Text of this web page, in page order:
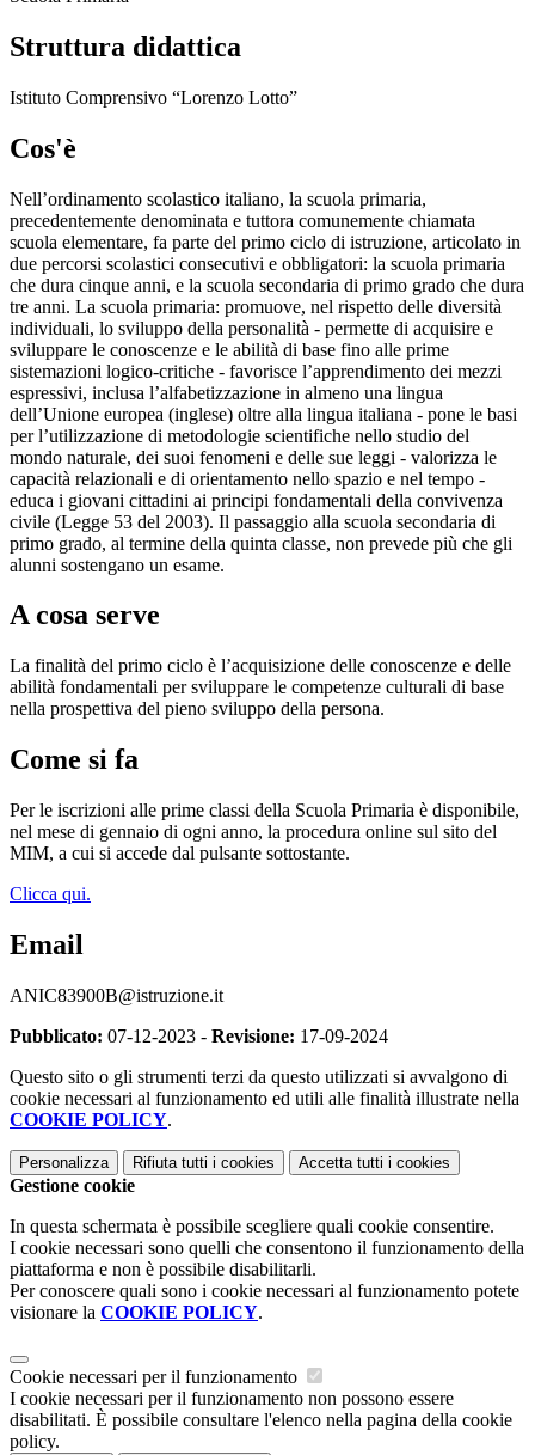
Struttura didattica
Istituto Comprensivo “Lorenzo Lotto”
Cos'è
Nell’ordinamento scolastico italiano, la scuola primaria,
precedentemente denominata e tuttora comunemente chiamata
scuola elementare, fa parte del primo ciclo di istruzione, articolato in
due percorsi scolastici consecutivi e obbligatori: la scuola primaria
che dura cinque anni, e la scuola secondaria di primo grado che dura
tre anni. La scuola primaria: promuove, nel rispetto delle diversità
individuali, lo sviluppo della personalità - permette di acquisire e
sviluppare le conoscenze e le abilità di base fino alle prime
sistemazioni logico-critiche - favorisce l’apprendimento dei mezzi
espressivi, inclusa l’alfabetizzazione in almeno una lingua
dell’Unione europea (inglese) oltre alla lingua italiana - pone le basi
per l’utilizzazione di metodologie scientifiche nello studio del
mondo naturale, dei suoi fenomeni e delle sue leggi - valorizza le
capacità relazionali e di orientamento nello spazio e nel tempo -
educa i giovani cittadini ai principi fondamentali della convivenza
civile (Legge 53 del 2003). Il passaggio alla scuola secondaria di
primo grado, al termine della quinta classe, non prevede più che gli
alunni sostengano un esame.
A cosa serve
La finalità del primo ciclo è l’acquisizione delle conoscenze e delle
abilità fondamentali per sviluppare le competenze culturali di base
nella prospettiva del pieno sviluppo della persona.
Come si fa
Per le iscrizioni alle prime classi della Scuola Primaria è disponibile,
nel mese di gennaio di ogni anno, la procedura online sul sito del
MIM, a cui si accede dal pulsante sottostante.
Clicca qui.
Email
ANIC83900B@istruzione.it
Pubblicato: 07-12-2023 - Revisione: 17-09-2024
Questo sito o gli strumenti terzi da questo utilizzati si avvalgono di
cookie necessari al funzionamento ed utili alle finalità illustrate nella
COOKIE POLICY.
Personalizza Rifiuta tutti i cookies Accetta tutti i cookies
Gestione cookie
In questa schermata è possibile scegliere quali cookie consentire.
I cookie necessari sono quelli che consentono il funzionamento della
piattaforma e non è possibile disabilitarli.
Per conoscere quali sono i cookie necessari al funzionamento potete
visionare la COOKIE POLICY.
Cookie necessari per il funzionamento
I cookie necessari per il funzionamento non possono essere
disabilitati. È possibile consultare l'elenco nella pagina della cookie
policy.